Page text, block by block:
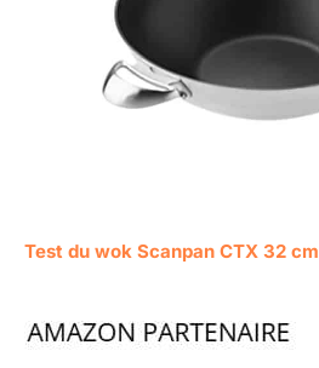
Test du wok Scanpan CTX 32 cm